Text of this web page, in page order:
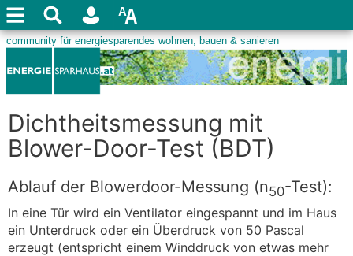
Dichtheitsmessung mit
Blower-Door-Test (BDT)
Ablauf der Blowerdoor-Messung (n50-Test):
In eine Tür wird ein Ventilator eingespannt und im Haus
ein Unterdruck oder ein Überdruck von 50 Pascal
erzeugt (entspricht einem Winddruck von etwas mehr